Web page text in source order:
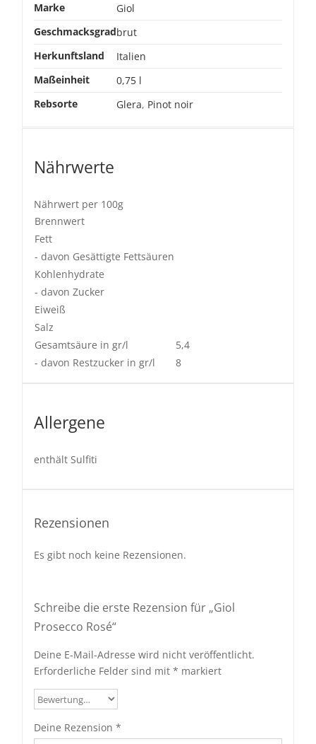
Marke
Giol
Geschmacksgradbrut
Herkunftsland
Italien
Maßeinheit
0,75 l
Rebsorte
Glera, Pinot noir
Nährwerte
Nährwert per 100g
Brennwert
Fett
- davon Gesättigte Fettsäuren
Kohlenhydrate
- davon Zucker
Eiweiß
Salz
Gesamtsäure in gr/l
5,4
- davon Restzucker in gr/l
8
Allergene
enthält Sulfiti
Rezensionen
Es gibt noch keine Rezensionen.
Schreibe die erste Rezension für „Giol
Prosecco Rosé“
Deine E-Mail-Adresse wird nicht veröffentlicht.
Erforderliche Felder sind mit * markiert
Deine Rezension *